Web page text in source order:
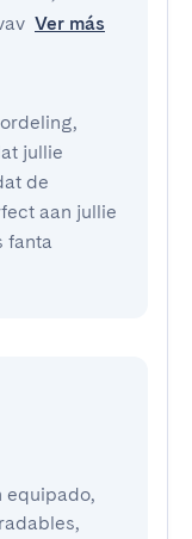
Ver más
jullie
de
aan jullie
fanta
equipado,